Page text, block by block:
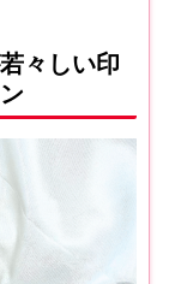
々しい印